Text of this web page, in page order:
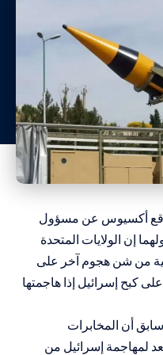
أكسيوس عن مسؤول
إن الولايات المتحدة
من شن هجوم آخر على
كبح إسرائيل إذا هاجمتها
أن المخابرات
لمهاجمة إسرائيل من